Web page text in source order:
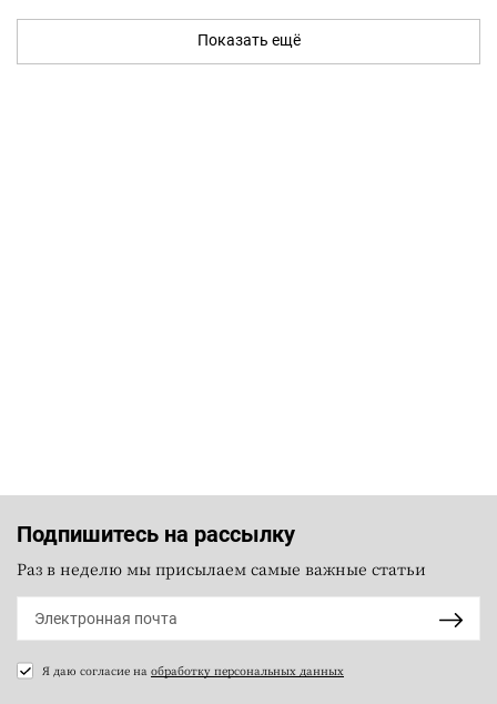
Показать ещё
Подпишитесь на рассылку
Раз в неделю мы присылаем самые важные статьи
Я даю согласие на обработку персональных данных